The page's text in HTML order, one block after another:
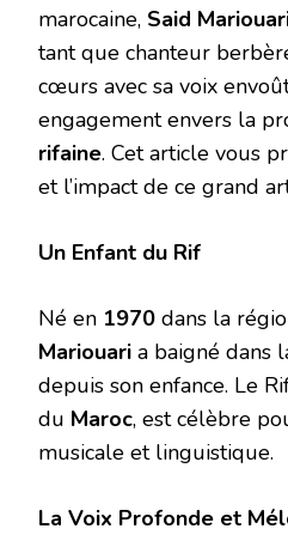
marocaine, Said
tant que chanteur
cœurs avec sa voix
engagement envers la
rifaine. Cet article vous
et l’impact de ce grand
Un Enfant du Rif
Né en 1970 dans la
Mariouari a baigné dans
depuis son enfance. Le
du Maroc, est célèbre
musicale et linguistique.
La Voix Profonde et